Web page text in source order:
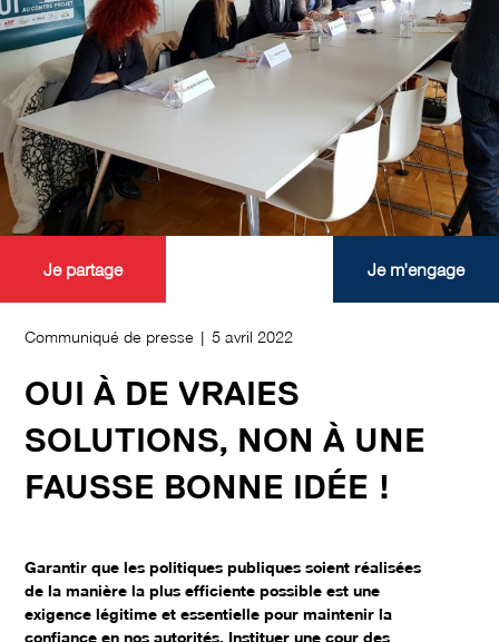
Communiqué de presse | 5 avril 2022
OUI À DE VRAIES
SOLUTIONS, NON À UNE
FAUSSE BONNE IDÉE !
Garantir que les politiques publiques soient réalisées
de la manière la plus efficiente possible est une
exigence légitime et essentielle pour maintenir la
confiance en nos autorités. Instituer une cour des
Je partage Je m'engage